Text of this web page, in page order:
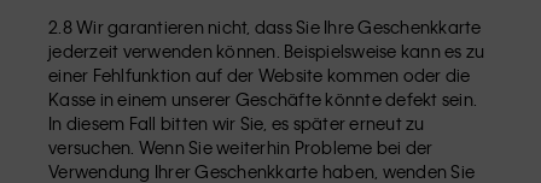
2.8 Wir garantieren nicht, dass Sie Ihre Geschenkkarte
jederzeit verwenden können. Beispielsweise kann es zu
einer Fehlfunktion auf der Website kommen oder die
Kasse in einem unserer Geschäfte könnte defekt sein.
In diesem Fall bitten wir Sie, es später erneut zu
versuchen. Wenn Sie weiterhin Probleme bei der
Verwendung Ihrer Geschenkkarte haben, wenden Sie